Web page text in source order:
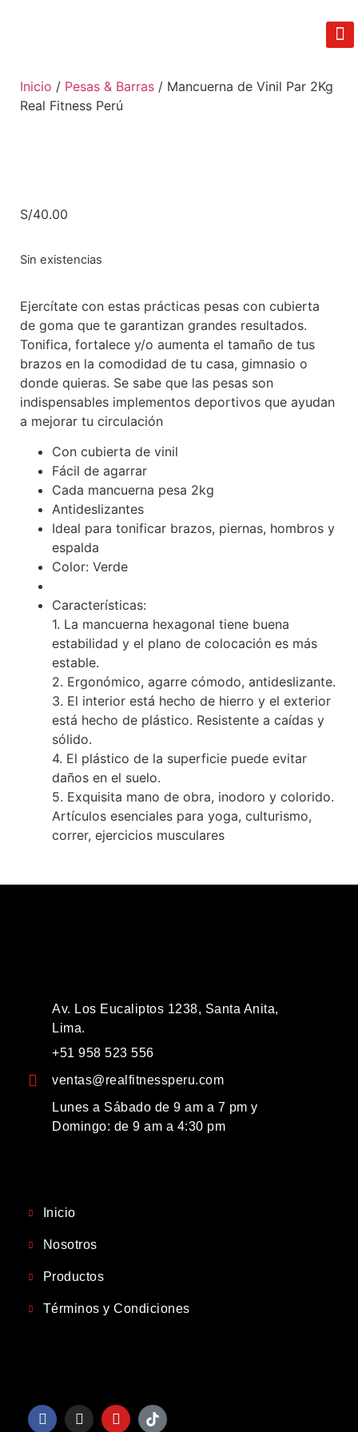
Inicio / Pesas & Barras / Mancuerna de Vinil Par 2Kg
Real Fitness Perú
S/40.00
Sin existencias
Ejercítate con estas prácticas pesas con cubierta
de goma que te garantizan grandes resultados.
Tonifica, fortalece y/o aumenta el tamaño de tus
brazos en la comodidad de tu casa, gimnasio o
donde quieras. Se sabe que las pesas son
indispensables implementos deportivos que ayudan
a mejorar tu circulación
Con cubierta de vinil
Fácil de agarrar
Cada mancuerna pesa 2kg
Antideslizantes
Ideal para tonificar brazos, piernas, hombros y
espalda
Color: Verde
Características:
1. La mancuerna hexagonal tiene buena
estabilidad y el plano de colocación es más
estable.
2. Ergonómico, agarre cómodo, antideslizante.
3. El interior está hecho de hierro y el exterior
está hecho de plástico. Resistente a caídas y
sólido.
4. El plástico de la superficie puede evitar
daños en el suelo.
5. Exquisita mano de obra, inodoro y colorido.
Artículos esenciales para yoga, culturismo,
correr, ejercicios musculares
Av. Los Eucaliptos 1238, Santa Anita,
Lima.
+51 958 523 556
ventas@realfitnessperu.com
Lunes a Sábado de 9 am a 7 pm y
Domingo: de 9 am a 4:30 pm
Inicio
Nosotros
Productos
Términos y Condiciones